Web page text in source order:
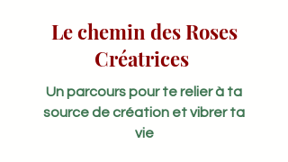
Le chemin des Roses
Créatrices
Un parcours pour te relier à ta
source de création et vibrer ta
vie